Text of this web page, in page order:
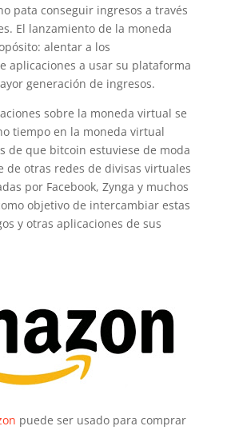
pata conseguir ingresos a través
El lanzamiento de la moneda
alentar a los
aplicaciones a usar su plataforma
generación de ingresos.
sobre la moneda virtual se
tiempo en la moneda virtual
de que bitcoin estuviese de moda
de otras redes de divisas virtuales
por Facebook, Zynga y muchos
objetivo de intercambiar estas
y otras aplicaciones de sus
puede ser usado para comprar